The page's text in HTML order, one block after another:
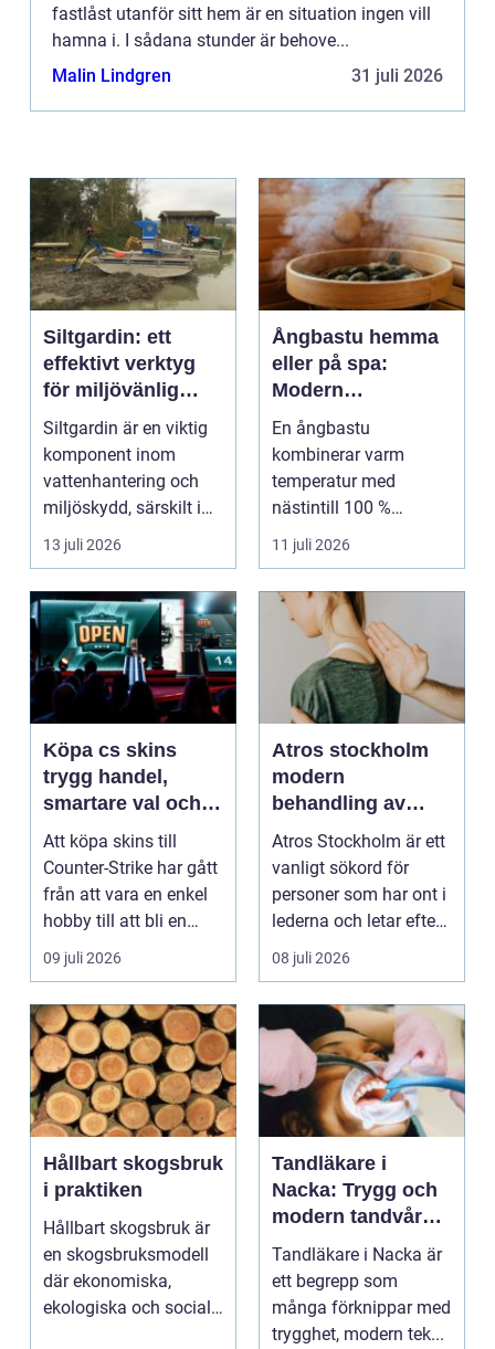
fastlåst utanför sitt hem är en situation ingen vill
hamna i. I sådana stunder är behove...
Malin Lindgren
31 juli 2026
Siltgardin: ett
effektivt verktyg
för miljövänlig
vattenhantering
Siltgardin är en viktig
komponent inom
vattenhantering och
miljöskydd, särskilt i
verksamheter som i...
13 juli 2026
Ångbastu hemma
eller på spa:
Modern
återhämtning med
uråldrig logik
En ångbastu
kombinerar varm
temperatur med
nästintill 100 %
luftfuktighet för att
sk...
11 juli 2026
Köpa cs skins
trygg handel,
smartare val och
bättre affärer
Att köpa skins till
Counter-Strike har gått
från att vara en enkel
hobby till att bli en
egen liten ...
09 juli 2026
Atros stockholm
modern
behandling av
ledbesvär i
huvudstaden
Atros Stockholm är ett
vanligt sökord för
personer som har ont i
lederna och letar efter
hjälp i huv...
08 juli 2026
Hållbart skogsbruk
i praktiken
Hållbart skogsbruk är
en skogsbruksmodell
där ekonomiska,
ekologiska och sociala
Tandläkare i
Nacka: Trygg och
modern tandvård
nära dig
Tandläkare i Nacka är
ett begrepp som
många förknippar med
trygghet, modern tek...